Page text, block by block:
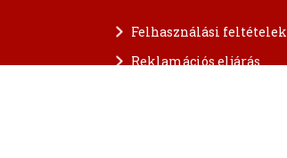
Felhasználási feltételek
Reklamációs eljárás